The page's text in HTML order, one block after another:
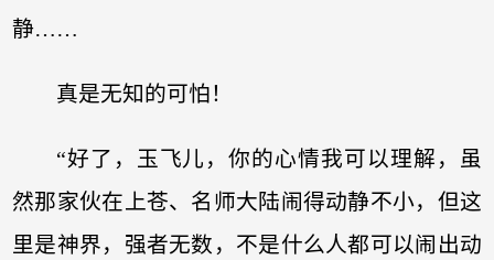
静……
真是无知的可怕！
“好了，玉飞儿，你的心情我可以理解，虽
然那家伙在上苍、名师大陆闹得动静不小，但这
里是神界，强者无数，不是什么人都可以闹出动